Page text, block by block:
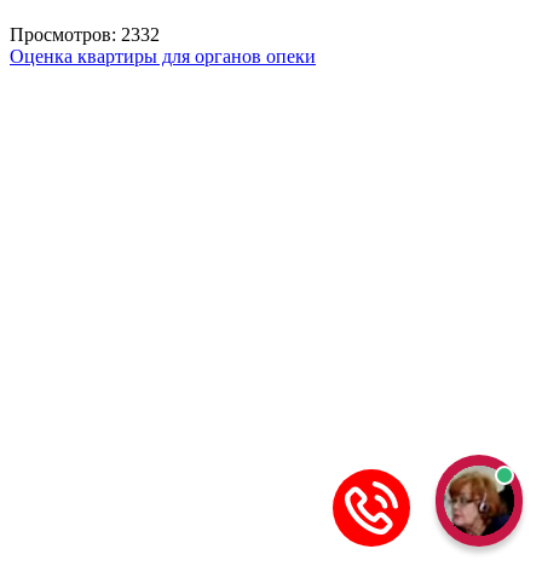
Просмотров: 2332
Оценка квартиры для органов опеки